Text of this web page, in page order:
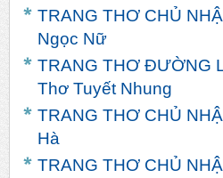
TRANG THƠ CHỦ
Ngọc Nữ
TRANG THƠ ĐƯỜNG
Thơ Tuyết Nhung
TRANG THƠ CHỦ
Hà
TRANG THƠ CHỦ